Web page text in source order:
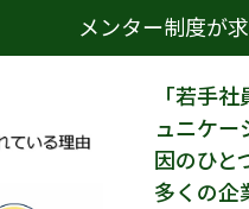
メンター制度が
「若手
ュニケ
因のひと
多くの企